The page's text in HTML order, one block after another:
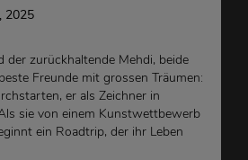
2025
der zurückhaltende Mehdi, beide
Freunde mit grossen Träumen:
er als Zeichner in
sie von einem Kunstwettbewerb
ein Roadtrip, der ihr Leben